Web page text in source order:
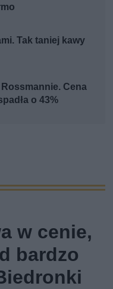
Tak taniej kawy
Cena
o 43%
w cenie,
bardzo